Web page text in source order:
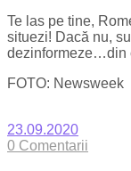
Te las pe tine,
situezi! Dacă nu,
dezinformeze…din
FOTO: Newsweek
23.09.2020
0 Comentarii